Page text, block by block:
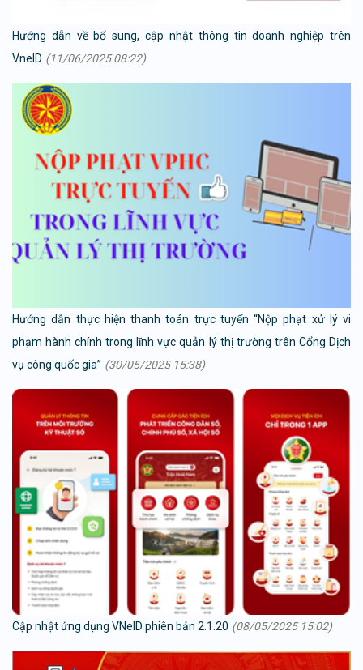
Hướng dẫn về bổ sung, cập nhật thông tin doanh nghiệp trên
VneID (11/06/2025 08:22)
Hướng dẫn thực hiện thanh toán trực tuyến “Nộp phạt xử lý vi
phạm hành chính trong lĩnh vực quản lý thị trường trên Cổng Dịch
vụ công quốc gia” (30/05/2025 15:38)
Cập nhật ứng dụng VNeID phiên bản 2.1.20 (08/05/2025 15:02)